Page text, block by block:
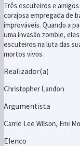
Três escuteiros e
corajosa empregada de
improváveis. Quando a
uma invasão zombie,
escuteiros na luta das
mortos vivos.
Realizador(a)
Christopher Landon
Argumentista
Carrie Lee Wilson, Emi
Elenco